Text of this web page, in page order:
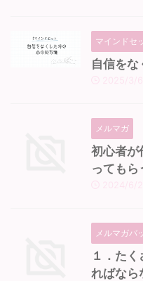
マインドセ
自信を
メルマガ
初心者が
ってもら
メルマガバ
１．た
ればなら